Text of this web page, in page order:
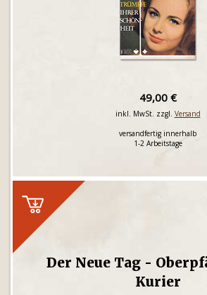
49,00 €
inkl. MwSt. zzgl. Versand
versandfertig innerhalb
1-2 Arbeitstage
Der Neue Tag -
Kurier